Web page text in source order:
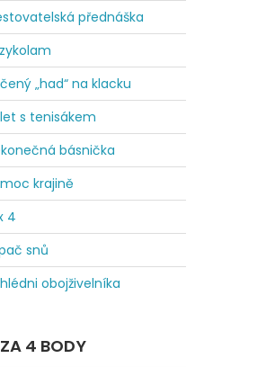
přednáška
„had“ na klacku
s tenisákem
básnička
krajině
4
snů
obojživelníka
4 BODY